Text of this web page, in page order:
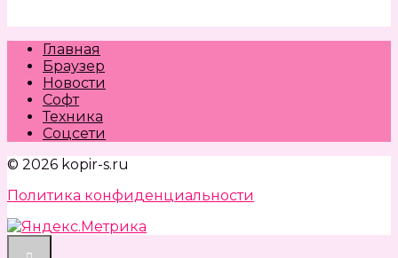
Главная
Браузер
Новости
Софт
Техника
Соцсети
© 2026 kopir-s.ru
Политика конфиденциальности